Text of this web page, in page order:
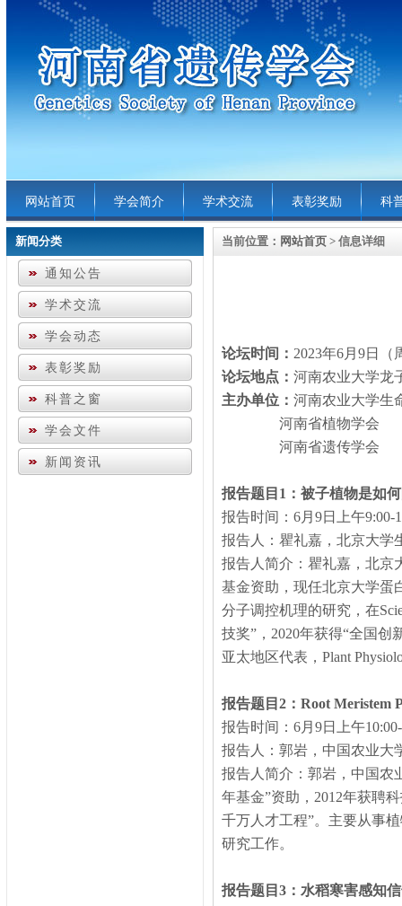
网站首页 学会简介 学术交流 表彰奖励 科
新闻分类
通知公告
学术交流
学会动态
表彰奖励
科普之窗
学会文件
新闻资讯
当前位置： 网站首页 > 信息详细
论坛时间： 2023年6月 9日（
论坛地点： 河南农业大学龙
主办单位： 河南农业大学生
河南省植物学会
河南省遗传学会
报告题目 1 ：被子植物是如
报告时间： 6月 9日上午9:00-
报告人：瞿礼嘉，北京大学
报告人简介：瞿礼嘉，北京
基金资助，现任北京大学蛋
分子调控机理的研究，在
技奖”， 2020年获得“全国创
亚太地区代表， Plant
报告题目 2 ： Root Meristem
报告时间： 6月 9日上午
报告人：郭岩，中国农业大
报告人简介：郭岩，中国农
年基金”资助， 2012年获聘
千万人才工程”。主要从事
研究工作。
报告题目 3 ：水稻寒害感知